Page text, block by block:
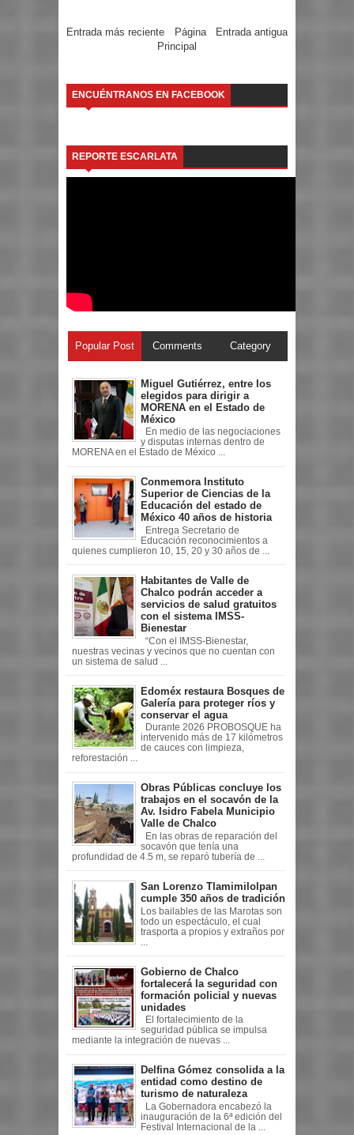
Entrada más reciente Entrada antigua
Página
Principal
ENCUÉNTRANOS EN FACEBOOK
REPORTE ESCARLATA
Popular Post Comments Category
Miguel Gutiérrez, entre los
elegidos para dirigir a
MORENA en el Estado de
México
En medio de las negociaciones
y disputas internas dentro de
MORENA en el Estado de México ...
Conmemora Instituto
Superior de Ciencias de la
Educación del estado de
México 40 años de historia
Entrega Secretario de
Educación reconocimientos a
quienes cumplieron 10, 15, 20 y 30 años de ...
Habitantes de Valle de
Chalco podrán acceder a
servicios de salud gratuitos
con el sistema IMSS-
Bienestar
“Con el IMSS-Bienestar,
nuestras vecinas y vecinos que no cuentan con
un sistema de salud ...
Edoméx restaura Bosques de
Galería para proteger ríos y
conservar el agua
Durante 2026 PROBOSQUE ha
intervenido más de 17 kilómetros
de cauces con limpieza,
reforestación ...
Obras Públicas concluye los
trabajos en el socavón de la
Av. Isidro Fabela Municipio
Valle de Chalco
En las obras de reparación del
socavón que tenía una
profundidad de 4.5 m, se reparó tubería de ...
San Lorenzo Tlamimilolpan
cumple 350 años de tradición
Los bailables de las Marotas son
todo un espectáculo, el cual
trasporta a propios y extraños por
Gobierno de Chalco
fortalecerá la seguridad con
formación policial y nuevas
unidades
El fortalecimiento de la
seguridad pública se impulsa
mediante la integración de nuevas ...
Delfina Gómez consolida a la
entidad como destino de
turismo de naturaleza
La Gobernadora encabezó la
inauguración de la 6ª edición del
Festival Internacional de la ...